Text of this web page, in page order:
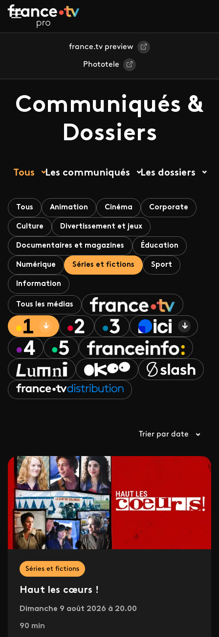
Aller au contenu principal
france.tv preview
Phototele
Communiqués &
Dossiers
Tous Les communiqués Les dossiers
Tous Animation Cinéma Corporate
Culture Divertissement et jeux
Documentaires et magazines Éducation
Numérique Séries et fictions Sport
Information
Tous les médias
Trier par date
Séries et fictions
Haut les cœurs !
Dimanche 9 août 2026 à 20.00
90 min